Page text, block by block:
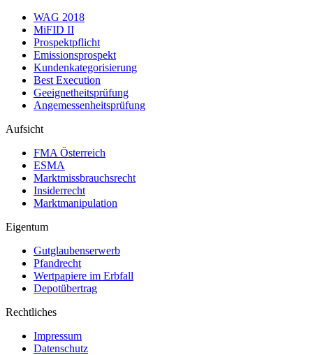
WAG 2018
MiFID II
Prospektpflicht
Emissionsprospekt
Kundenkategorisierung
Best Execution
Geeignetheitsprüfung
Angemessenheitsprüfung
Aufsicht
FMA Österreich
ESMA
Marktmissbrauchsrecht
Insiderrecht
Marktmanipulation
Eigentum
Gutglaubenserwerb
Pfandrecht
Wertpapiere im Erbfall
Depotübertrag
Rechtliches
Impressum
Datenschutz